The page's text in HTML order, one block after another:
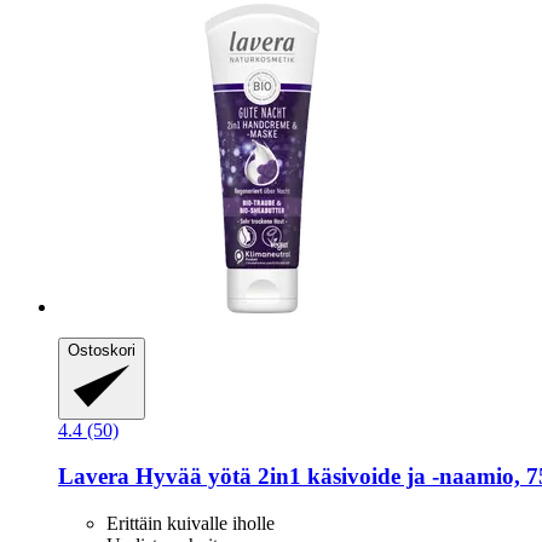
Ostoskori
4.4 (50)
Lavera Hyvää yötä 2in1 käsivoide ja -​naamio,
Erittäin kuivalle iholle